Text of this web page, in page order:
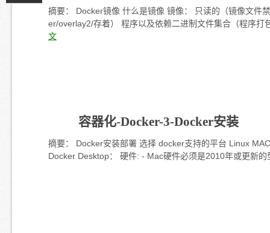
摘要： Docker镜像 什么是镜像 镜像： 只读的（镜像文件
er/overlay2/存着） 程序以及依赖二进制文件集合（程序
文
容器化-Docker-3-Docker安装
摘要： Docker安装部署 选择 docker支持的平台 Linux
Docker Desktop： 硬件: - Mac硬件必须是2010年或更新